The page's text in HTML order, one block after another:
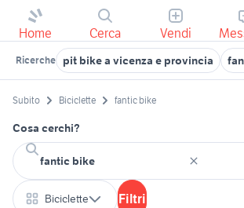
Home Cerca Vendi
Ricerche pit bike a vicenza e provincia
Subito Biciclette fantic bike
Cosa cerchi?
Biciclette Filtri